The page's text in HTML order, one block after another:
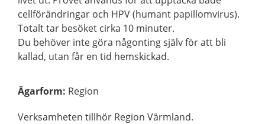
cellförändringar och HPV (humant papillomvirus).
Totalt tar besöket cirka 10 minuter.
Du behöver inte göra någonting själv för att bli
kallad, utan får en tid hemskickad.
Ägarform: Region
Verksamheten tillhör Region Värmland.